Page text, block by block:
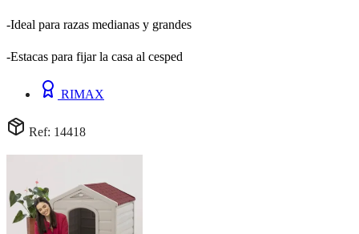
-Ideal para razas medianas y grandes
-Estacas para fijar la casa al cesped
RIMAX
Ref: 14418